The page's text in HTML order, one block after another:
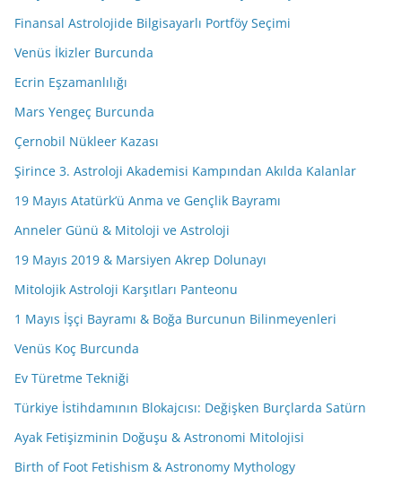
Finansal Astrolojide Bilgisayarlı Portföy Seçimi
Venüs İkizler Burcunda
Ecrin Eşzamanlılığı
Mars Yengeç Burcunda
Çernobil Nükleer Kazası
Şirince 3. Astroloji Akademisi Kampından Akılda Kalanlar
19 Mayıs Atatürk’ü Anma ve Gençlik Bayramı
Anneler Günü & Mitoloji ve Astroloji
19 Mayıs 2019 & Marsiyen Akrep Dolunayı
Mitolojik Astroloji Karşıtları Panteonu
1 Mayıs İşçi Bayramı & Boğa Burcunun Bilinmeyenleri
Venüs Koç Burcunda
Ev Türetme Tekniği
Türkiye İstihdamının Blokajcısı: Değişken Burçlarda Satürn
Ayak Fetişizminin Doğuşu & Astronomi Mitolojisi
Birth of Foot Fetishism & Astronomy Mythology